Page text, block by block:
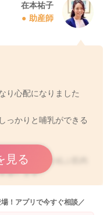
在本祐子
助産師
り心配になりました
っかりと哺乳ができる
、胃と食道を結ぶ筋肉
戻します。
、腹圧がかかり胃が圧
。
見る
！アプリで今すぐ相談／